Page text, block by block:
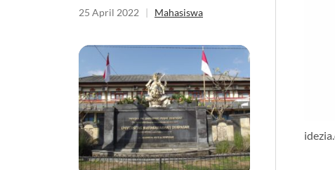
25 April 2022 | Mahasiswa